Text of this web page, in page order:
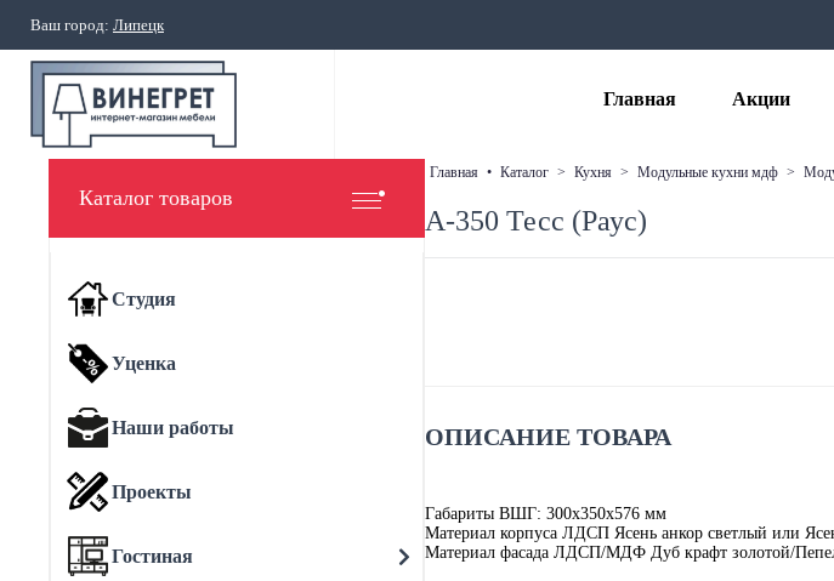
Ваш город: Липецк
Главная Акции
Каталог товаров
Студия
Уценка
Наши работы
Проекты
Гостиная
главная • каталог > кухня > модульные кухни мдф >
А-350 Тесс (Раус)
ОПИСАНИЕ ТОВАРА
Габариты ВШГ: 300х350х576 мм
Материал корпуса ЛДСП Ясень анкор светлый или
Материал фасада ЛДСП/МДФ Дуб крафт золотой/